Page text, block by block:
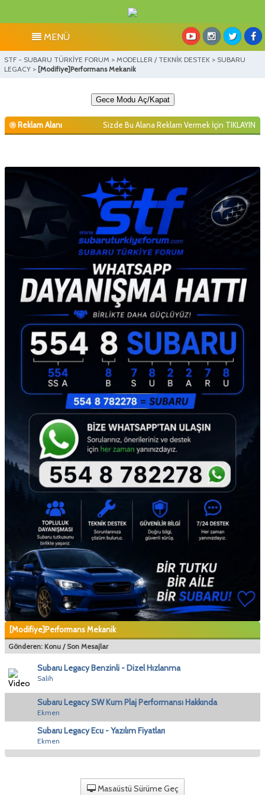
MENÜ
STF - SUBARU TÜRKİYE FORUM > MODELLER / TEKNİK DESTEK > SUBARU
LEGACY > [Modifiye]Performans Mekanik
Gece Modu Aç/Kapat
Reklam Alanı Sizde Bu Alana Reklam Vermek İçin TIKLAYIN
[Modifiye]Performans Mekanik
Gönderen: Konu / Son Mesajlar
Subaru Legacy Benzinli - Dizel Hızlanma
Salih
Subaru Legacy SW Kum Plaj Performansı Hakkında
Ekmen
Subaru Legacy Ecu - Yazılım Fiyatları
Ekmen
Masaüstü Sürüme Geç